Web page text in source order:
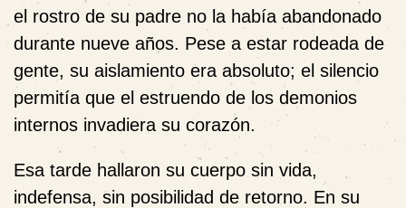
el rostro de su padre no la había abandonado
durante nueve años. Pese a estar rodeada de
gente, su aislamiento era absoluto; el silencio
permitía que el estruendo de los demonios
internos invadiera su corazón.
Esa tarde hallaron su cuerpo sin vida,
indefensa, sin posibilidad de retorno. En su